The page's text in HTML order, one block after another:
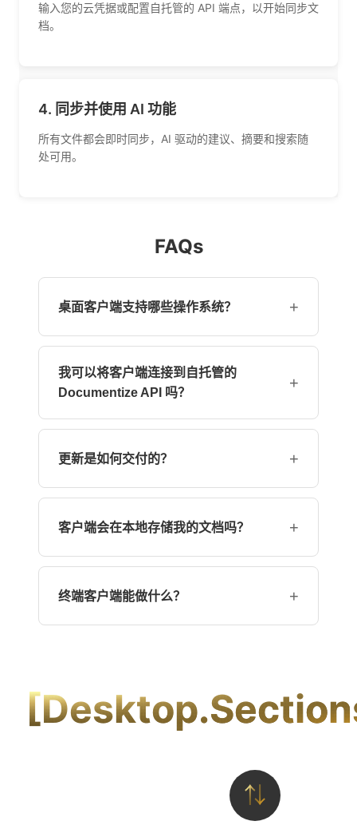
输入您的云凭据或配置自托管的 API 端点，以开始同步文
档。
4. 同步并使用 AI 功能
所有文件都会即时同步，AI 驱动的建议、摘要和搜索随
处可用。
FAQs
桌面客户端支持哪些操作系统？ +
Windows 10+、macOS 11+ 以及主要的 Linux
.deb、.rpm 或 AppImage 包。
我可以将客户端连接到自托管的
Documentize API 吗？
+
可以。在设置中，您可以指定自定义的 API URL
更新是如何交付的？ +
桌面应用在启动时检查更新，并提供应用内升
理器进行更新。
客户端会在本地存储我的文档吗？ +
文档会存储在本地的加密文件夹中，并安全同步
的情况下，不会发送任何数据。
终端客户端能做什么？ +
⇅